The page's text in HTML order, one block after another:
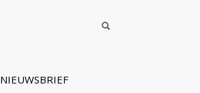
NIEUWSBRIEF